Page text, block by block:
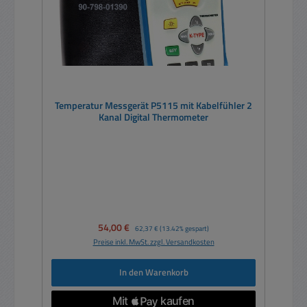
Temperatur Messgerät P5115 mit Kabelfühler 2
Kanal Digital Thermometer
Verkaufspreis:
54,00 € Regulärer Preis:
62,37 € (13.42% gespart)
Preise inkl. MwSt. zzgl. Versandkosten
In den Warenkorb